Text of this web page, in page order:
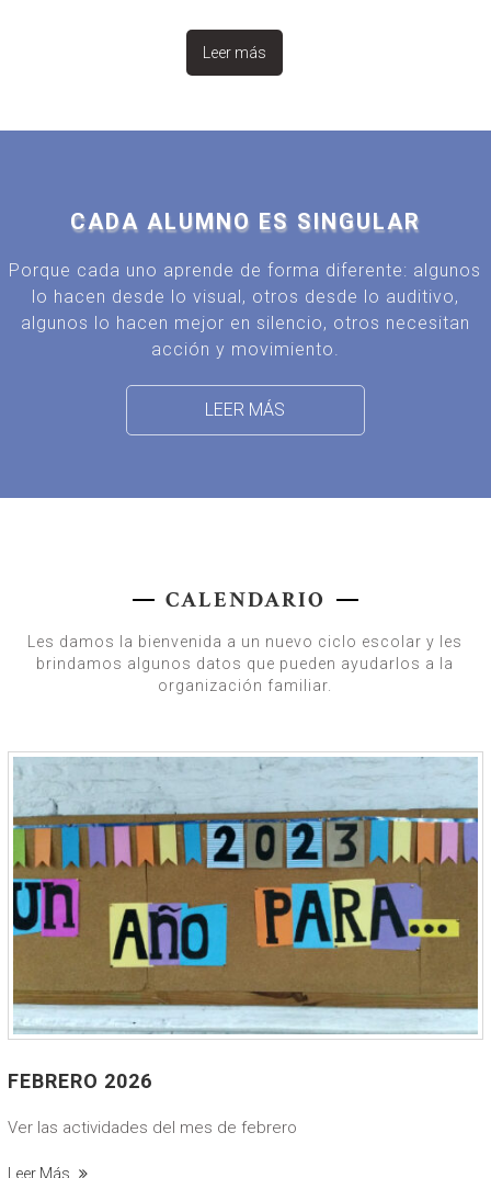
Leer más
CADA ALUMNO ES SINGULAR
Porque cada uno aprende de forma diferente: algunos
lo hacen desde lo visual, otros desde lo auditivo,
algunos lo hacen mejor en silencio, otros necesitan
acción y movimiento.
LEER MÁS
CALENDARIO
Les damos la bienvenida a un nuevo ciclo escolar y les
brindamos algunos datos que pueden ayudarlos a la
organización familiar.
FEBRERO 2026
Ver las actividades del mes de febrero
Leer Más